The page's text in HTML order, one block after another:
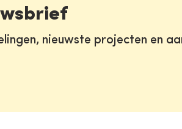
nieuwste projecten en